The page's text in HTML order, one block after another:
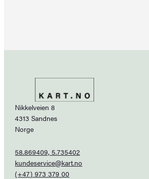
Nikkelveien 8
4313 Sandnes
Norge
58.869409, 5.735402
kundeservice@kart.no
(+47) 973 379 00